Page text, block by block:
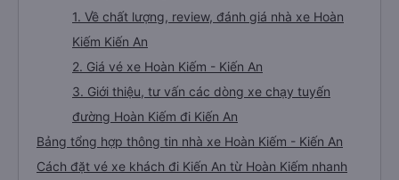
1. Về chất lượng, review, đánh giá nhà xe Hoàn
Kiếm Kiến An
2. Giá vé xe Hoàn Kiếm - Kiến An
3. Giới thiệu, tư vấn các dòng xe chạy tuyến
đường Hoàn Kiếm đi Kiến An
Bảng tổng hợp thông tin nhà xe Hoàn Kiếm - Kiến An
Cách đặt vé xe khách đi Kiến An từ Hoàn Kiếm nhanh